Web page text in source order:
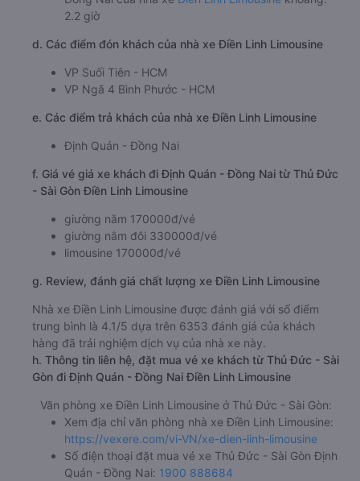
2.2 giờ
d. Các điểm đón khách của nhà xe Điền Linh Limousine
VP Suối Tiên - HCM
VP Ngã 4 Bình Phước - HCM
e. Các điểm trả khách của nhà xe Điền Linh Limousine
Định Quán - Đồng Nai
f. Giá vé giá xe khách đi Định Quán - Đồng Nai từ Thủ Đức
- Sài Gòn Điền Linh Limousine
giường nằm 170000đ/vé
giường nằm đôi 330000đ/vé
limousine 170000đ/vé
g. Review, đánh giá chất lượng xe Điền Linh Limousine
Nhà xe Điền Linh Limousine được đánh giá với số điểm
trung bình là 4.1/5 dựa trên 6353 đánh giá của khách
hàng đã trải nghiệm dịch vụ của nhà xe này.
h. Thông tin liên hệ, đặt mua vé xe khách từ Thủ Đức - Sài
Gòn đi Định Quán - Đồng Nai Điền Linh Limousine
Văn phòng xe Điền Linh Limousine ở Thủ Đức - Sài Gòn:
Xem địa chỉ văn phòng nhà xe Điền Linh Limousine:
https://vexere.com/vi-VN/xe-dien-linh-limousine
Số điện thoại đặt mua vé xe Thủ Đức - Sài Gòn Định
Quán - Đồng Nai: 1900 888684